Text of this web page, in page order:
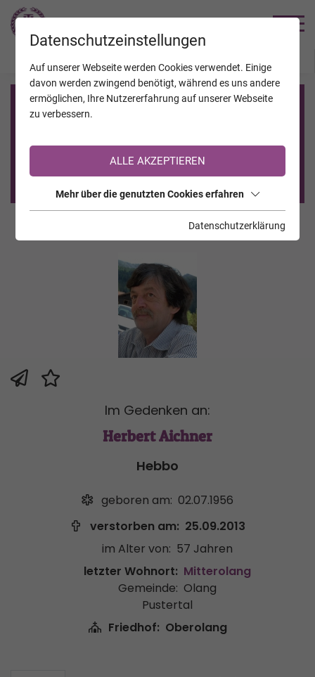
Registrierung auf TrauerHilfe.it
Sie sind noch nicht auf TrauerHilfe.it registriert?
>> zur kostenlosen Registrierung <<
Im Gedenken an:
Herbert Aichner
Hebbo
geboren am: 02.07.1956
verstorben am: 25.09.2013
im Alter von: 57 Jahren
letzter Wohnort: Mitterolang
Gemeinde: Olang
Pustertal
Friedhof: Oberolang
Datenschutzeinstellungen
Auf unserer Webseite werden Cookies verwendet. Einige
davon werden zwingend benötigt, während es uns andere
ermöglichen, Ihre Nutzererfahrung auf unserer Webseite
zu verbessern.
ALLE AKZEPTIEREN
Mehr über die genutzten Cookies erfahren
Datenschutzerklärung
JAHRESTAGE KALENDER VERSTORBENE